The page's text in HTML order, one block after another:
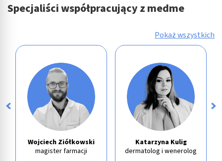
Specjaliści współpracujący z medme
Pokaż wszystkich
Wojciech Ziółkowski
magister farmacji
Katarzyna Kulig
dermatolog i wenerolog